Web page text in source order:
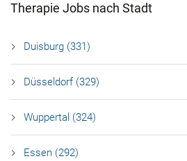
Therapie Jobs nach Stadt
Duisburg (331)
Düsseldorf (329)
Wuppertal (324)
Essen (292)